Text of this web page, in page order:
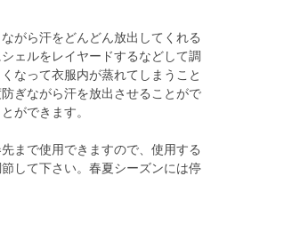
がら汗をどんどん放出してくれる
ェルをレイヤードするなどして調
なって衣服内が蒸れてしまうこと
ぎながら汗を放出させることがで
ができます。
まで使用できますので、使用する
して下さい。春夏シーズンには停